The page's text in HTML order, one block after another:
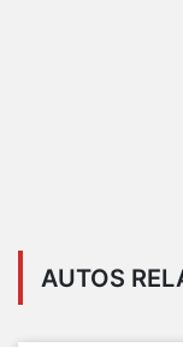
AUTOS